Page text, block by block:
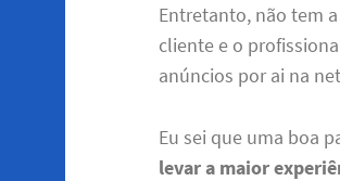
Entretanto, não tem
cliente e o
anúncios por ai na
Eu sei que uma boa
levar a maior